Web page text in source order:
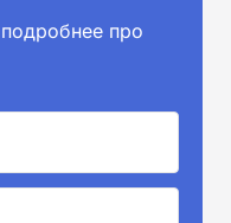
про